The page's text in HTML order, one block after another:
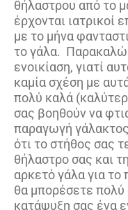
θήλαστρου από το
έρχονται ιατρικοί
με το μήνα
το γάλα. Παρακαλώ
ενοικίαση, γιατί
καμία σχέση με
πολύ καλά
σας βοηθούν να
παραγωγή
ότι το στήθος σας
θήλαστρο σας και
αρκετό γάλα για
θα μπορέσετε πολύ
κατάψυξη σας ένα